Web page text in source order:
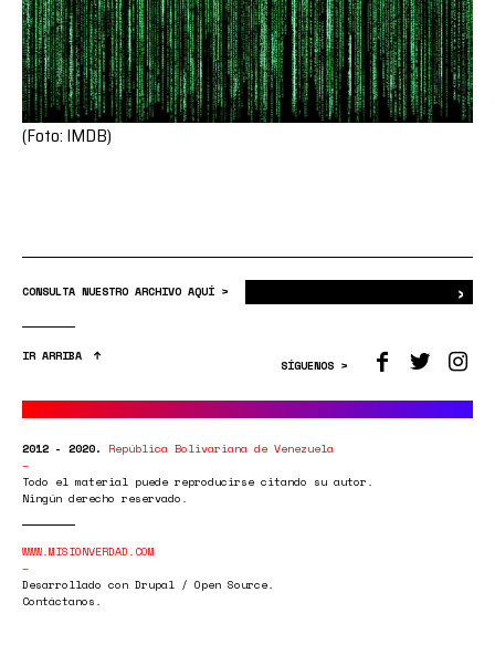
(Foto: IMDB)
CONSULTA NUESTRO ARCHIVO AQUÍ > ›
IR ARRIBA
SÍGUENOS >
2012 - 2020. República Bolivariana de Venezuela
Todo el material puede reproducirse citando su autor.
Ningún derecho reservado.
WWW.MISIONVERDAD.COM
Desarrollado con Drupal / Open Source.
Contáctanos.